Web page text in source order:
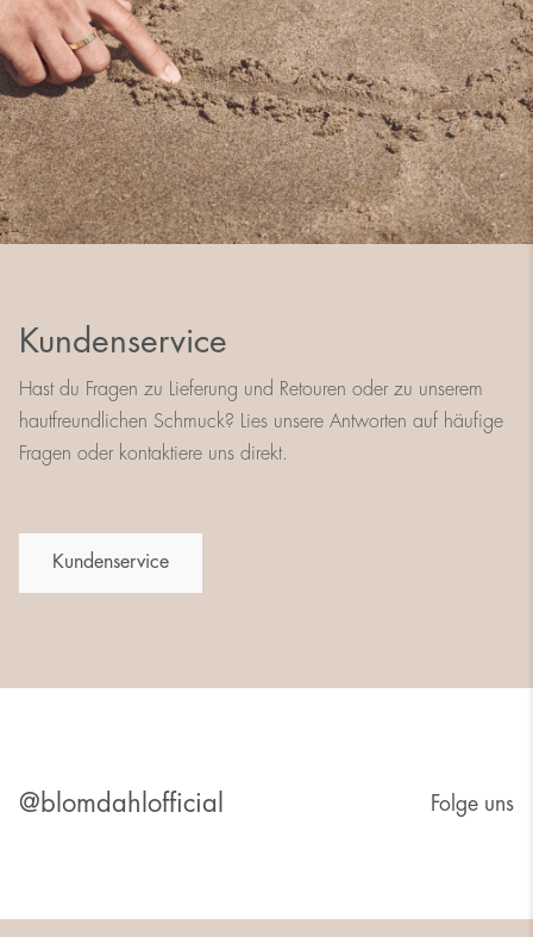
Kundenservice
Hast du Fragen zu Lieferung und Retouren oder zu unserem
hautfreundlichen Schmuck? Lies unsere Antworten auf häufige
Fragen oder kontaktiere uns direkt.
Kundenservice
@blomdahlofficial Folge uns